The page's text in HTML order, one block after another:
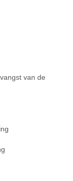
van de